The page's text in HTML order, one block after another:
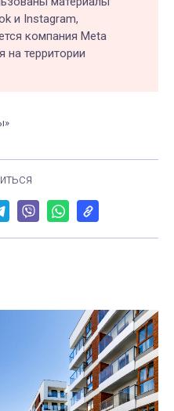
и Instagram,
компания Meta
на территории